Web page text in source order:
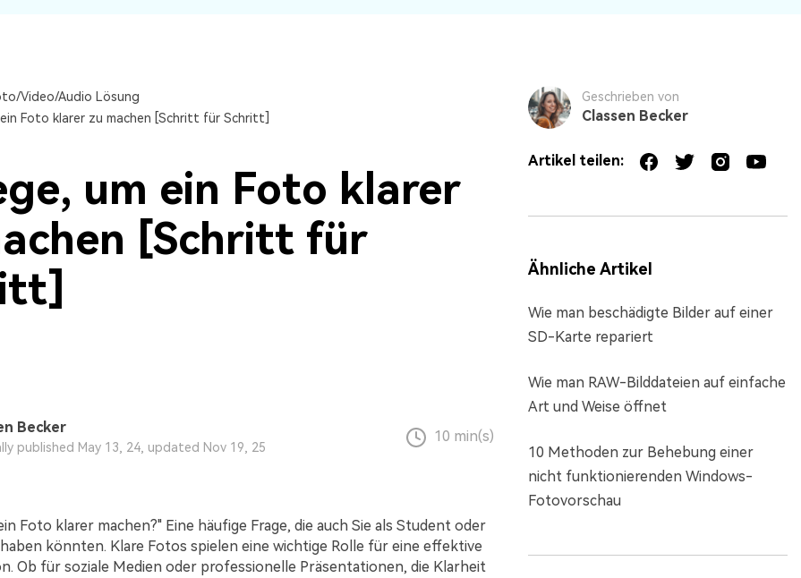
Video/Audio Lösung
Foto klarer zu machen [Schritt für Schritt]
um ein Foto klarer
[Schritt für
Becker
published May 13, 24, updated Nov 19, 25
10 min(s)
Foto klarer machen?" Eine häufige Frage, die auch Sie als Student oder
könnten. Klare Fotos spielen eine wichtige Rolle für eine effektive
Ob für soziale Medien oder professionelle Präsentationen, die Klarheit
Geschrieben von
Classen Becker
Artikel teilen:
Ähnliche Artikel
Wie man beschädigte Bilder auf einer
SD-Karte repariert
Wie man RAW-Bilddateien auf einfache
Art und Weise öffnet
10 Methoden zur Behebung einer
nicht funktionierenden Windows-
Fotovorschau